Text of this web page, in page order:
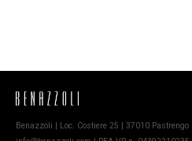
Benazzoli | Loc. Costiere 25 | 37010